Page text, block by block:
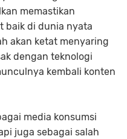
memastikan
baik di dunia nyata
akan ketat menyaring
dengan teknologi
kembali konten
media konsumsi
juga sebagai salah